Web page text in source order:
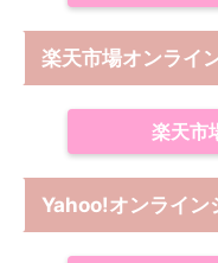
楽天市場オンライ
楽天市
Yahoo!オンライン